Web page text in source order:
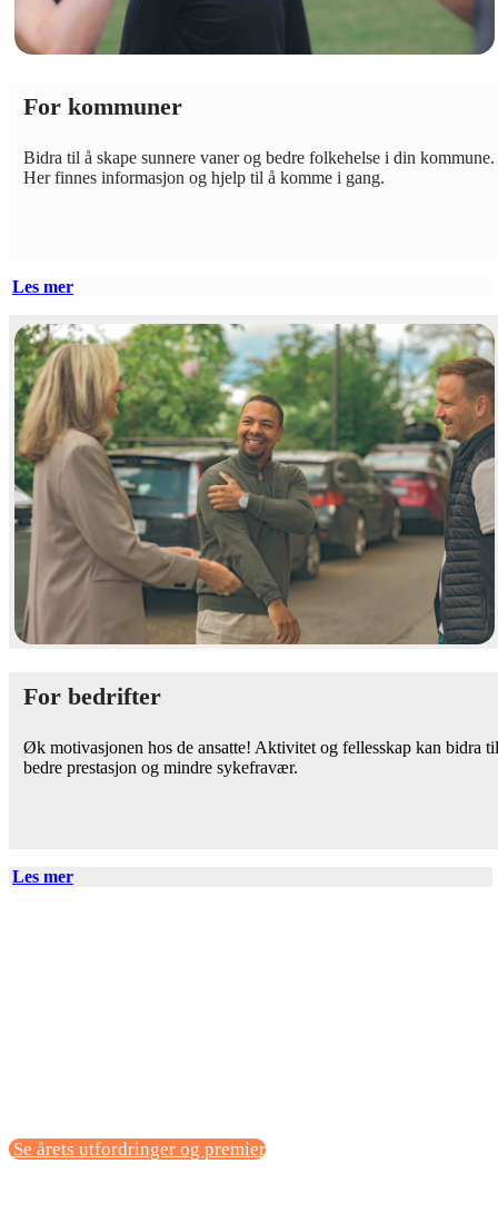
For kommuner
Bidra til å skape sunnere vaner og bedre folkehelse i din kommune.
Her finnes informasjon og hjelp til å komme i gang.
Les mer
For bedrifter
Øk motivasjonen hos de ansatte! Aktivitet og fellesskap kan bidra til
bedre prestasjon og mindre sykefravær.
Les mer
Se årets utfordringer og premier